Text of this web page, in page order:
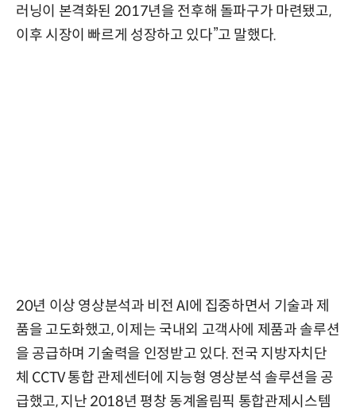
러닝이 본격화된 2017년을 전후해 돌파구가 마련됐고,
이후 시장이 빠르게 성장하고 있다”고 말했다.
20년 이상 영상분석과 비전 AI에 집중하면서 기술과 제
품을 고도화했고, 이제는 국내외 고객사에 제품과 솔루션
을 공급하며 기술력을 인정받고 있다. 전국 지방자치단
체 CCTV 통합 관제센터에 지능형 영상분석 솔루션을 공
급했고, 지난 2018년 평창 동계올림픽 통합관제시스템